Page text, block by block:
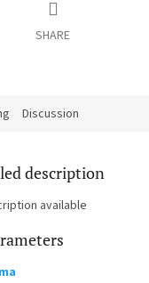
SHARE
Discussion
description
available